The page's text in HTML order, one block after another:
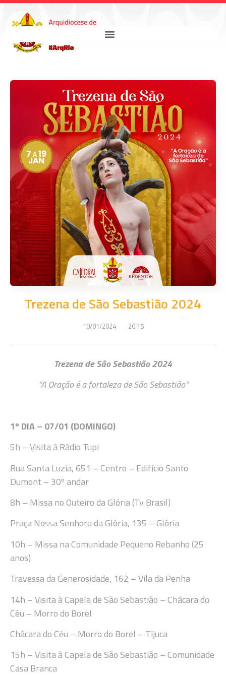
Trezena de São Sebastião 2024
10/01/2024 20:15
Trezena de São Sebastião 2024
“A Oração é a fortaleza de São Sebastião”
1º DIA – 07/01 (DOMINGO)
5h – Visita à Rádio Tupi
Rua Santa Luzia, 651 –Centro – Edifício Santo
Dumont – 30º andar
8h – Missa no Outeiro da Glória (Tv Brasil)
Praça Nossa Senhora da Glória, 135 –Glória
10h – Missana Comunidade Pequeno Rebanho (25
anos)
Travessa da Generosidade, 162 – Vila da Penha
14h – Visita à Capela de São Sebastião – Chácara do
Céu – Morro do Borel
Chácara do Céu – Morro do Borel – Tijuca
15h – Visita à Capela de São Sebastião – Comunidade
Casa Branca